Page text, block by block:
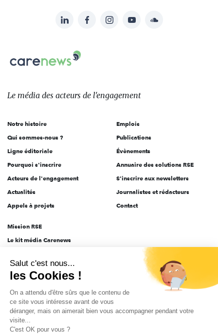
sur:
LinkedInFacebookInstagramYouTubeSoundcloud
Le
des
l'engagement
Le média des acteurs de l'engagement
Notre histoire
Qui sommes-nous ?
Ligne éditoriale
Pourquoi s'inscrire
Acteurs de l'engagement
Actualités
Appels à projets
Emplois
Publications
Évènements
Annuaire des solutions RSE
S'inscrire aux newsletters
Journalistes et rédacteurs
Contact
Mission RSE
Le kit média Carenews
AEF info
Novethic
PRODURABLE
Inclusiv Day
Salut c'est nous...
les Cookies !
On a attendu d'être sûrs que le contenu de
ce site vous intéresse avant de vous
déranger, mais on aimerait bien vous accompagner pendant votre
visite...
C'est OK pour vous ?